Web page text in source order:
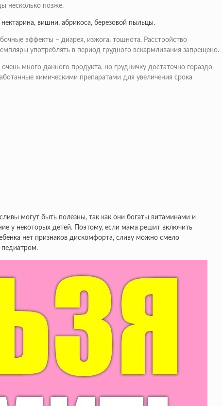
несколько позже.
нектарина, вишни, абрикоса, березовой пыльцы.
эффекты – диарея, изжога, тошнота. Расстройство
употреблять в период грудного вскармливания запрещено.
много данного продукта, но грудничку достаточно гораздо
химическими препаратами для увеличения срока
могут быть полезны, так как они богаты витаминами и
у некоторых детей. Поэтому, если мама решит включить
нет признаков дискомфорта, сливу можно смело
педиатром.